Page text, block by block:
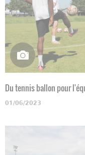
Du tennis ballon pour
01/06/2023